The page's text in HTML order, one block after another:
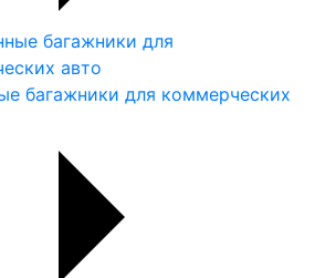
багажники для коммерческих